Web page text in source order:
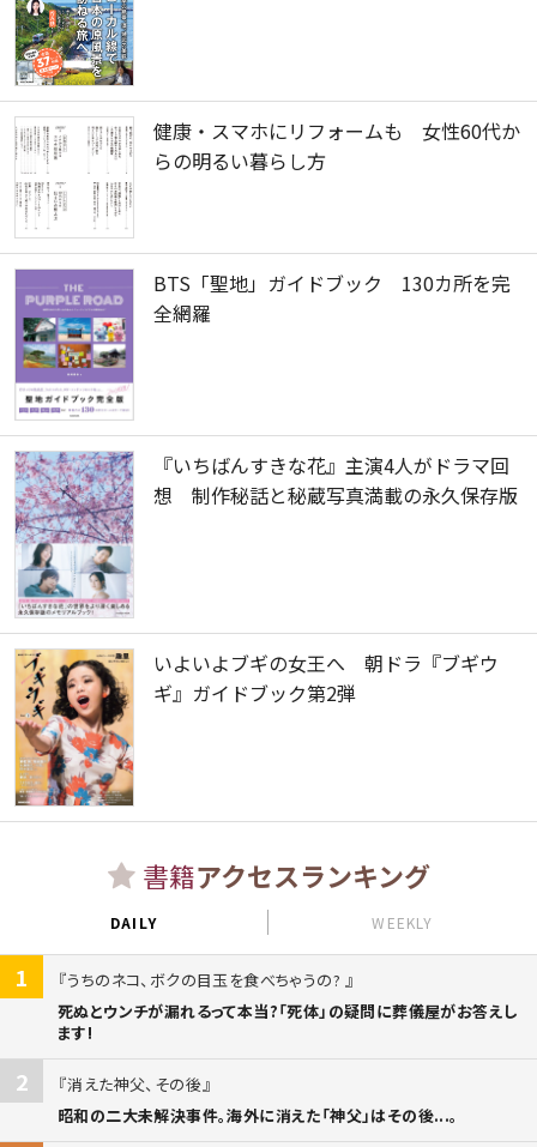
健康・スマホにリフォームも 女性60代か
らの明るい暮らし方
BTS「聖地」ガイドブック 130カ所を完
全網羅
『いちばんすきな花』主演4人がドラマ回
想 制作秘話と秘蔵写真満載の永久保存版
いよいよブギの女王へ 朝ドラ『ブギウ
ギ』ガイドブック第2弾
書籍アクセスランキング
DAILY WEEKLY
1
うちのネコ、ボクの目玉を食べちゃうの?
死ぬとウンチが漏れるって本当?「死体」の疑問に葬儀屋がお答えし
ます!
2
消えた神父、その後
昭和の二大未解決事件。海外に消えた「神父」はその後...。